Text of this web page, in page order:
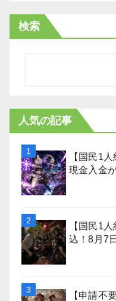
検索
人気の記事
【国民1
現金入金
【国民1
込！8月7
【申請不